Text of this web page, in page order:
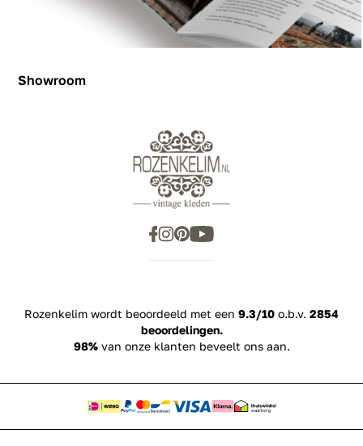
Showroom
Rozenkelim wordt beoordeeld met een 9.3/10 o.b.v. 2854
beoordelingen.
98%van onze klanten beveelt ons aan.